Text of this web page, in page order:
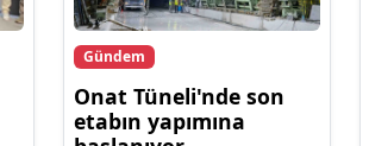
Gündem
Onat Tüneli'nde son
etabın yapımına